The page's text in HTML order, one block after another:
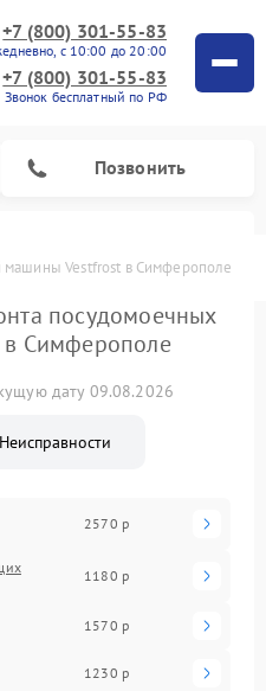
+7 (800) 301-55-83
с 10:00 до 20:00
+7 (800) 301-55-83
Звонок бесплатный по РФ
Позвонить
Vestfrost в Симферополе
посудомоечных
в Симферополе
дату 09.08.2026
Неисправности
2570 р
1180 р
1570 р
1230 р